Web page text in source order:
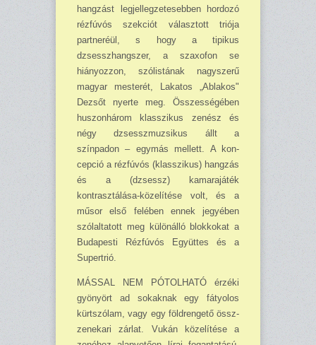
hangzást legjellegzetesebben hor­dozó
rézfúvós szekciót választott triója
partneréül, s hogy a tipikus
dzsesszhangszer, a szaxofon se
hiányozzon, szólistának nagyszerű
magyar mesterét, Lakatos „Ablakos"
Dezsőt nyerte meg. Összességében
huszon­három klasszikus zenész és
négy dzsessz­muzsikus állt a
színpadon – egy­más mellett. A kon­
cepció a réz­fúvós (klasszikus) hangzás
és a (dzsessz) kamarajáték
kontrasztálása-közelítése volt, és a
műsor első felében ennek jegyében
szó­laltatott meg különálló blokkokat a
Budapesti Rézfúvós Együttes és a
Supertrió.
MÁSSAL NEM PÓTOLHATÓ érzéki
gyönyört ad sokaknak egy fátyolos
kürtszólam, vagy egy földrengető össz-
zenekari zárlat. Vukán közelítése a